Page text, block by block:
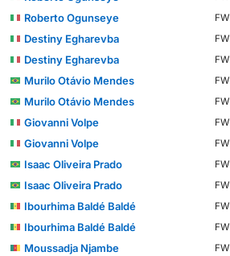
Roberto Ogunseye
FW
Destiny Egharevba
FW
Destiny Egharevba
FW
Murilo Otávio Mendes
FW
Murilo Otávio Mendes
FW
Giovanni Volpe
FW
Giovanni Volpe
FW
Isaac Oliveira Prado
FW
Isaac Oliveira Prado
FW
Ibourhima Baldé Baldé
FW
Ibourhima Baldé Baldé
FW
Moussadja Njambe
FW